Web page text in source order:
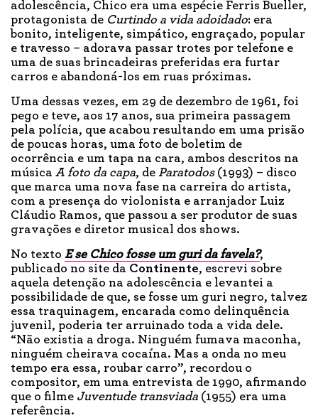
adolescência, Chico era uma espécie Ferris Bueller,
protagonista de Curtindo a vida adoidado: era
bonito, inteligente, simpático, engraçado, popular
e travesso – adorava passar trotes por telefone e
uma de suas brincadeiras preferidas era furtar
carros e abandoná-los em ruas próximas.
Uma dessas vezes, em 29 de dezembro de 1961, foi
pego e teve, aos 17 anos, sua primeira passagem
pela polícia, que acabou resultando em uma prisão
de poucas horas, uma foto de boletim de
ocorrência e um tapa na cara, ambos descritos na
música A foto da capa, de Paratodos(1993) – disco
que marca uma nova fase na carreira do artista,
com a presença do violonista e arranjador Luiz
Cláudio Ramos, que passou a ser produtor de suas
gravações e diretor musical dos shows.
No texto E se Chico fosse um guri da favela?,
publicado no site da Continente, escrevi sobre
aquela detenção na adolescência e levantei a
possibilidade de que, se fosse um guri negro, talvez
essa traquinagem, encarada como delinquência
juvenil, poderia ter arruinado toda a vida dele.
“Não existia a droga. Ninguém fumava maconha,
ninguém cheirava cocaína. Mas a onda no meu
tempo era essa, roubar carro”, recordou o
compositor, em uma entrevista de 1990, afirmando
que o filme Juventude transviada (1955) era uma
referência.